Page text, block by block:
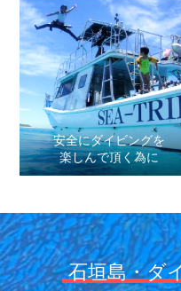
安全にダイビングを
楽しんで頂く為に
石垣島・ダ